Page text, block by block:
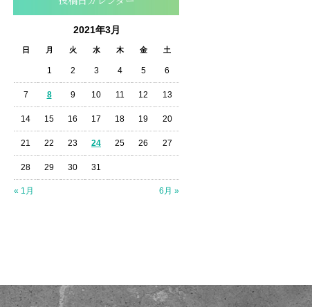
2021年3月
日 月 火 水 木 金 土
« 1月 6月 »
1 2 3 4 5 6
7 8 9 10 11 12 13
14 15 16 17 18 19 20
21 22 23 24 25 26 27
28 29 30 31